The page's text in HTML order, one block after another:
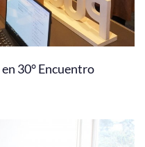
30° Encuentro